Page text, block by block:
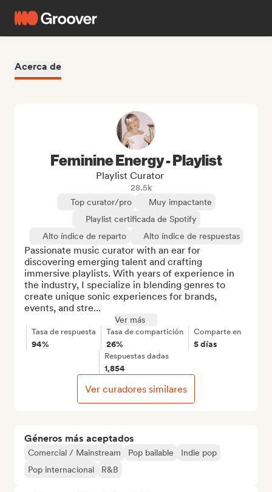
Acerca de
Géneros más aceptados
Comercial / Mainstream Pop bailable
Indie pop
Pop internacional
R&B
Feminine Energy - Playlist
Playlist Curator
28.5k
Top curator/pro
Muy impactante
Playlist certificada de Spotify
Alto índice de reparto
Alto índice de respuestas
Passionate music curator with an ear for
discovering emerging talent and crafting
immersive playlists. With years of experience in
the industry, I specialize in blending genres to
create unique sonic experiences for brands,
events, and stre...
Ver más
Tasa de respuesta
94%
Tasa de compartición
26%
Comparte en
5 días
Respuestas dadas
1,854
Ver curadores similares